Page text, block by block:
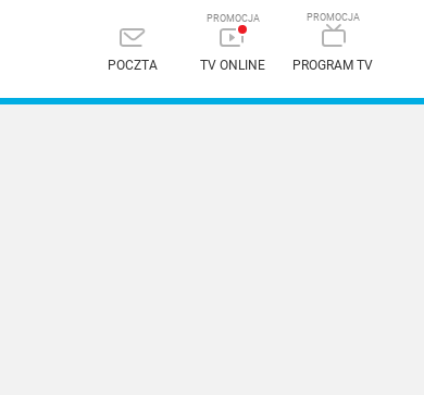
POCZTA TV ONLINE PROGRAM TV